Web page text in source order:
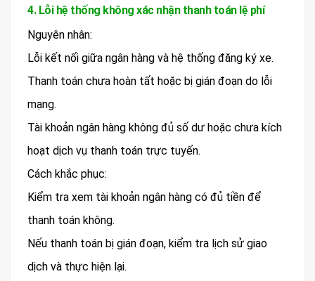
4. Lỗi hệ thống không xác nhận thanh toán lệ phí
Nguyên nhân:
Lỗi kết nối giữa ngân hàng và hệ thống đăng ký xe.
Thanh toán chưa hoàn tất hoặc bị gián đoạn do lỗi
mạng.
Tài khoản ngân hàng không đủ số dư hoặc chưa kích
hoạt dịch vụ thanh toán trực tuyến.
Cách khắc phục:
Kiểm tra xem tài khoản ngân hàng có đủ tiền để
thanh toán không.
Nếu thanh toán bị gián đoạn, kiểm tra lịch sử giao
dịch và thực hiện lại.